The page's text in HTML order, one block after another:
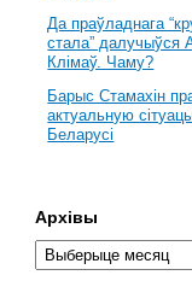
Да праўладнага
стала” далучыўся
Клімаў. Чаму?
Барыс Стамахін
актуальную
Беларусі
Архівы